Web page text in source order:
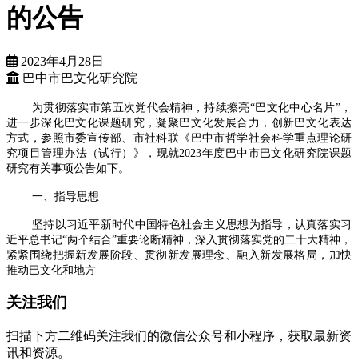
的公告
2023年4月28日
巴中市巴文化研究院
为贯彻落实市第五次党代会精神，持续擦亮“巴文化中心名片”，
进一步深化巴文化课题研究，凝聚巴文化发展合力，创新巴文化表达
方式，参照市委宣传部、市社科联《巴中市哲学社会科学重点理论研
究项目管理办法（试行）》，现就2023年度巴中市巴文化研究院课题
研究有关事项公告如下。
一、指导思想
坚持以习近平新时代中国特色社会主义思想为指导，认真落实习
近平总书记“两个结合”重要论断精神，深入贯彻落实党的二十大精神，
紧紧围绕把握新发展阶段、贯彻新发展理念、融入新发展格局，加快
推动巴文化和地方
关注我们
扫描下方二维码关注我们的微信公众号和小程序，获取最新资
讯和资源。